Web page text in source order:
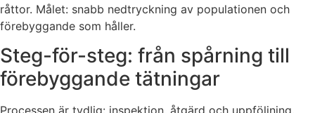
råttor. Målet: snabb nedtryckning av populationen och
förebyggande som håller.
Steg-för-steg: från spårning till
förebyggande tätningar